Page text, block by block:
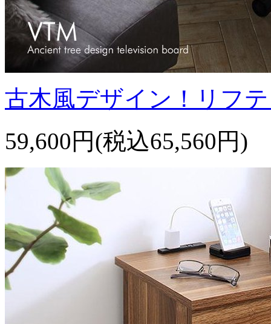
古木風デザイン！リフ
59,600円(税込65,560円)